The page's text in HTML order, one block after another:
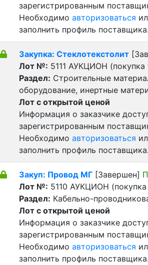
зарегистрированным
Необходимо авторизоваться
заполнить профиль поставщика.
Закупка: Стеклотекстолит
Лот №: 5111 АУКЦИОН (покупка
Раздел: Строительные
оборудование, инертные
Лот с открытой ценой
Информация о заказчике
зарегистрированным
Необходимо авторизоваться
заполнить профиль поставщика.
Закуп: Провод МГ [Завершен]
Лот №: 5110 АУКЦИОН (покупка
Раздел: Кабельно-
Лот с открытой ценой
Информация о заказчике
зарегистрированным
Необходимо авторизоваться
заполнить профиль поставщика.